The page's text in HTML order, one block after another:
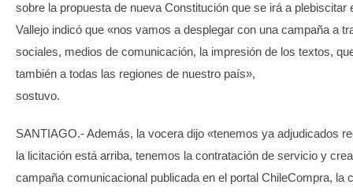
sobre la propuesta de nueva Constitución que se irá a plebiscitar
Vallejo indicó que «nos vamos a desplegar con una campaña a
sociales, medios de comunicación, la impresión de los textos,
también a todas las regiones de nuestro país»,
sostuvo.
SANTIAGO.- Además, la vocera dijo «tenemos ya adjudicados
la licitación está arriba, tenemos la contratación de servicio y
campaña comunicacional publicada en el portal ChileCompra, la